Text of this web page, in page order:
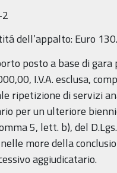
dell’appalto: Euro
posto a base di
I.V.A. esclusa,
ripetizione di servizi
per un ulteriore
5, lett. b), del
more della
aggiudicatario.